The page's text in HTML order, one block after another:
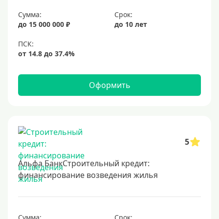
Долгосрочные
Год
3 года
4 года
6 лет
8 лет
9 лет
Сумма:
до 15 000 000 ₽
Срок:
до 10 лет
Оформить
5
Альфа БанкСтроительный кредит:
финансирование возведения жилья